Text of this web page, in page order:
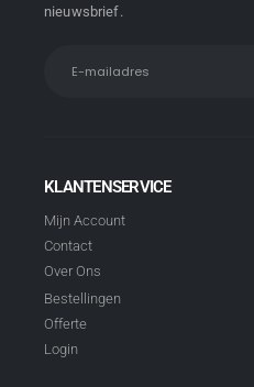
nieuwsbrief.
KLANTENSERVICE
Mijn Account
Contact
Over Ons
Bestellingen
Offerte
Login